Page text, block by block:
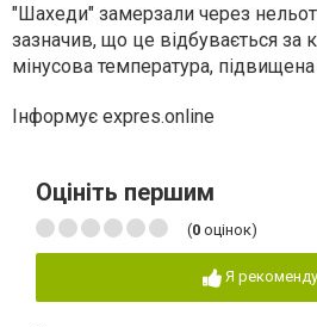
"Шахеди" замерзали через
зазначив, що це відбувається за
мінусова температура, підвищена
Інформує expres.online
Оцініть першим
(0 оцінок)
Я